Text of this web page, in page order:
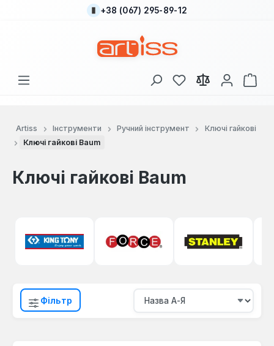
Перейти до основного вмісту
+38 (067) 295-89-12
У вас є 0 у списку
Artiss Інструменти Ручний інструмент
Ключі гайкові
Ключі гайкові Baum
Ключі гайкові Baum
Фільтр